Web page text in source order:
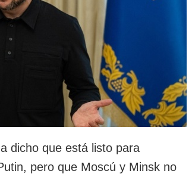
dicho que está listo para
pero que Moscú y Minsk no